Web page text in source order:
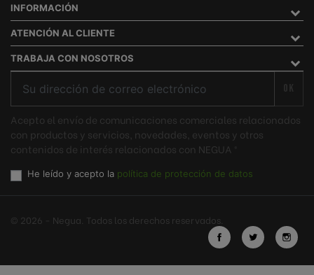
INFORMACIÓN
ATENCIÓN AL CLIENTE
TRABAJA CON NOSOTROS
Acepto el envío de comunicaciones comerciales relacionados
con productos y servicios, novedades, eventos y otros
contenidos de interés relacionados con NEGUA ®
He leído y acepto la política de protección de datos
© 2026 - Negua. Todos los derechos reservados.